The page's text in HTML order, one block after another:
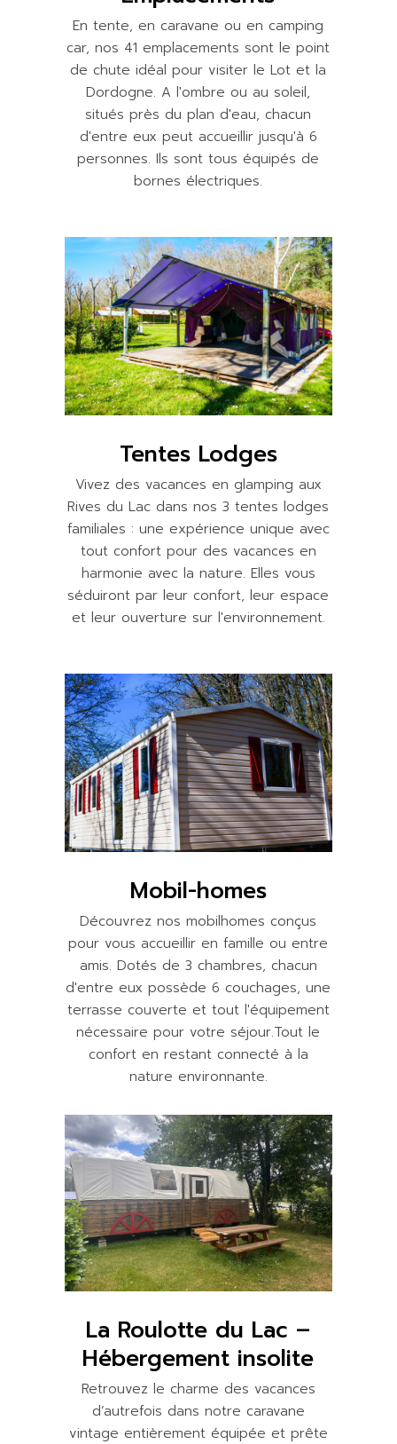
En tente, en caravane ou en camping
car, nos 41 emplacements sont le point
de chute idéal pour visiter le Lot et la
Dordogne. A l'ombre ou au soleil,
situés près du plan d'eau, chacun
d'entre eux peut accueillir jusqu'à 6
personnes. Ils sont tous équipés de
bornes électriques.
Tentes Lodges
Vivez des vacances en glamping aux
Rives du Lac dans nos 3 tentes lodges
familiales : une expérience unique avec
tout confort pour des vacances en
harmonie avec la nature. Elles vous
séduiront par leur confort, leur espace
et leur ouverture sur l'environnement.
Mobil-homes
Découvrez nos mobilhomes conçus
pour vous accueillir en famille ou entre
amis. Dotés de 3 chambres, chacun
d'entre eux possède 6 couchages, une
terrasse couverte et tout l'équipement
nécessaire pour votre séjour.Tout le
confort en restant connecté à la
nature environnante.
La Roulotte du Lac –
Hébergement insolite
Retrouvez le charme des vacances
d’autrefois dans notre caravane
vintage entièrement équipée et prête